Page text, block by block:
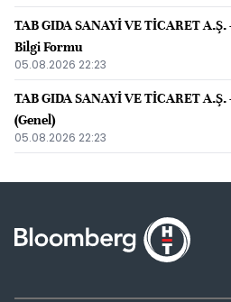
TAB GIDA SANAYİ VE TİCARET A.Ş.
Bilgi Formu
05.08.2026 22:23
TAB GIDA SANAYİ VE TİCARET
(Genel)
05.08.2026 22:23